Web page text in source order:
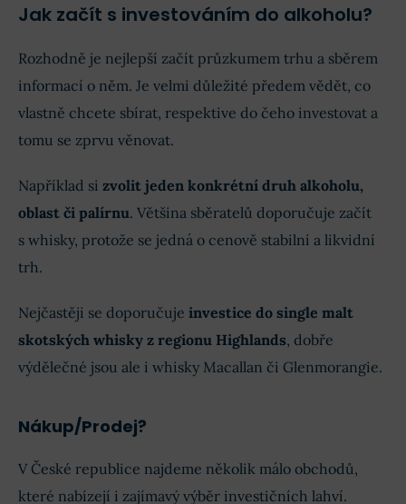
Jak začít s investováním do alkoholu?
Rozhodně je nejlepší začít průzkumem trhu a sběrem
informací o něm. Je velmi důležité předem vědět, co
vlastně chcete sbírat, respektive do čeho investovat a
tomu se zprvu věnovat.
Například si zvolit jeden konkrétní druh alkoholu,
oblast či palírnu. Většina sběratelů doporučuje začít
s whisky, protože se jedná o cenově stabilní a likvidní
trh.
Nejčastěji se doporučuje investice do single malt
skotských whisky z regionu Highlands, dobře
výdělečné jsou ale i whisky Macallan či Glenmorangie.
Nákup/Prodej?
V České republice najdeme několik málo obchodů,
které nabízejí i zajímavý výběr investičních lahví.